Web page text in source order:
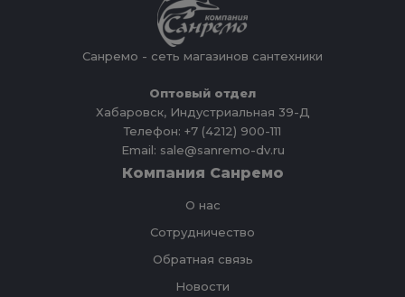
Санремо - сеть магазинов сантехники
Оптовый отдел
Хабаровск, Индустриальная 39-Д
Телефон: +7 (4212) 900-111
Email: sale@sanremo-dv.ru
Компания Санремо
О нас
Сотрудничество
Обратная связь
Новости